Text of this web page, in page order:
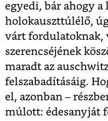
egyedi, bár ahogy a
holokauszttúlélő,
várt fordulatoknak,
szerencséjének
maradt az
felszabadításáig.
el, azonban –
múlott: édesanyját